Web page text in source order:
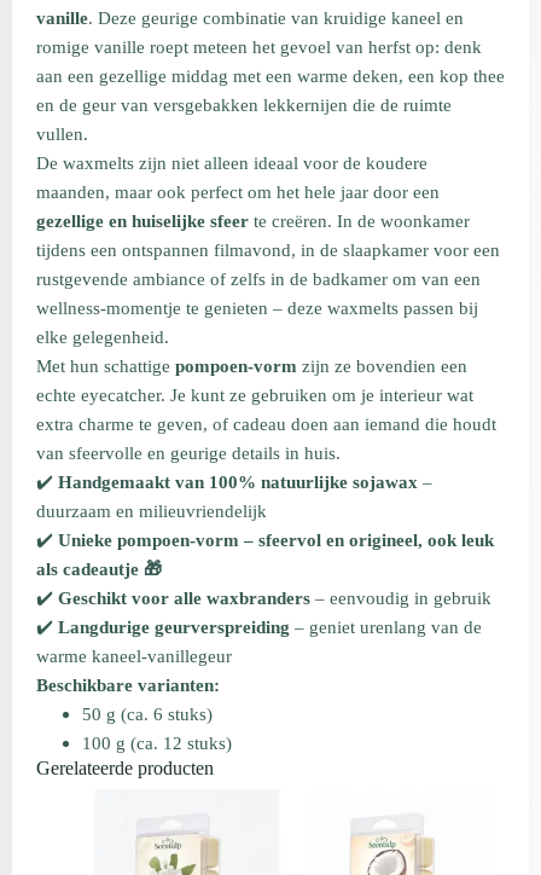
vanille. Deze geurige combinatie van kruidige kaneel en
romige vanille roept meteen het gevoel van herfst op: denk
aan een gezellige middag met een warme deken, een kop thee
en de geur van versgebakken lekkernijen die de ruimte
vullen.
De waxmelts zijn niet alleen ideaal voor de koudere
maanden, maar ook perfect om het hele jaar door een
gezellige en huiselijke sfeer te creëren. In de woonkamer
tijdens een ontspannen filmavond, in de slaapkamer voor een
rustgevende ambiance of zelfs in de badkamer om van een
wellness-momentje te genieten – deze waxmelts passen bij
elke gelegenheid.
Met hun schattige pompoen-vorm zijn ze bovendien een
echte eyecatcher. Je kunt ze gebruiken om je interieur wat
extra charme te geven, of cadeau doen aan iemand die houdt
van sfeervolle en geurige details in huis.
✔️ Handgemaakt van 100% natuurlijke sojawax –
duurzaam en milieuvriendelijk
✔️ Unieke pompoen-vorm – sfeervol en origineel, ook leuk
als cadeautje 🎁
✔️ Geschikt voor alle waxbranders – eenvoudig in gebruik
✔️ Langdurige geurverspreiding – geniet urenlang van de
warme kaneel-vanillegeur
Beschikbare varianten:
50 g (ca. 6 stuks)
100 g (ca. 12 stuks)
Gerelateerde producten